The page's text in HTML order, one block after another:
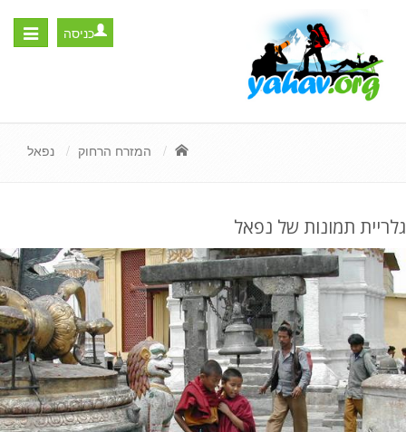
Toggle
כניסה
המזרח הרחוק נפאל
גלריית תמונות של נפאל